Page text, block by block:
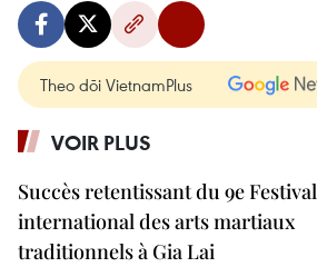
Theo dõi VietnamPlus
VOIR PLUS
Succès retentissant du 9e Festival
international des arts martiaux
traditionnels à Gia Lai